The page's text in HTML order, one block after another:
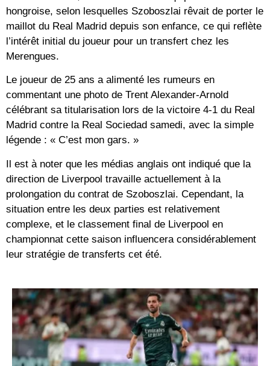
hongroise, selon lesquelles Szoboszlai rêvait de porter le
maillot du Real Madrid depuis son enfance, ce qui reflète
l’intérêt initial du joueur pour un transfert chez les
Merengues.
Le joueur de 25 ans a alimenté les rumeurs en
commentant une photo de Trent Alexander-Arnold
célébrant sa titularisation lors de la victoire 4-1 du Real
Madrid contre la Real Sociedad samedi, avec la simple
légende : « C’est mon gars. »
Il est à noter que les médias anglais ont indiqué que la
direction de Liverpool travaille actuellement à la
prolongation du contrat de Szoboszlai. Cependant, la
situation entre les deux parties est relativement
complexe, et le classement final de Liverpool en
championnat cette saison influencera considérablement
leur stratégie de transferts cet été.